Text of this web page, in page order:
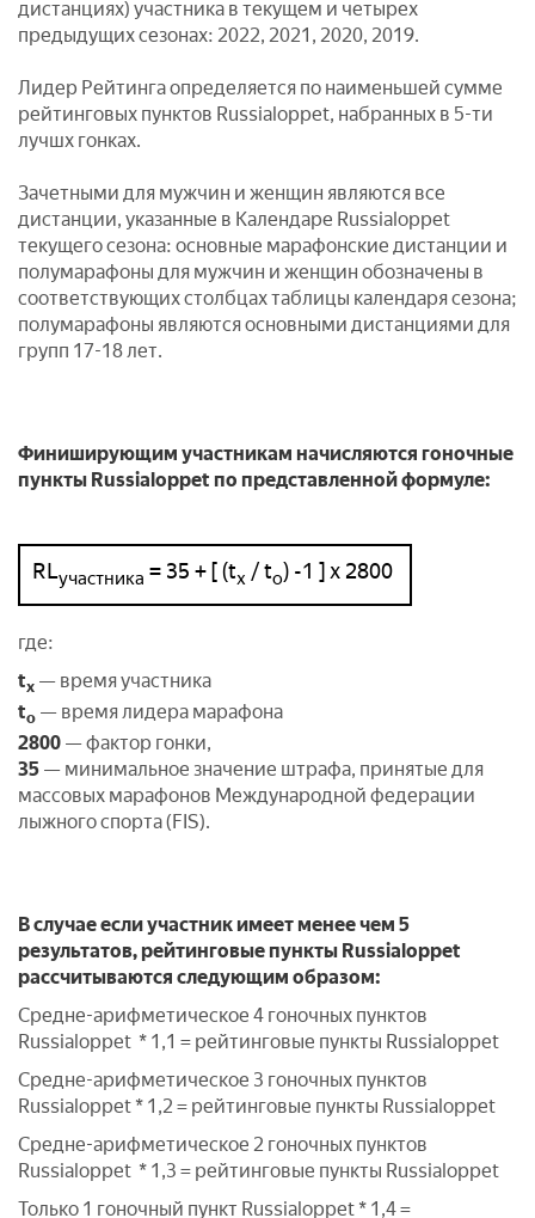
дистанциях) участника в текущем и четырех
предыдущих сезонах: 2022, 2021, 2020, 2019.
Лидер Рейтинга определяется по наименьшей сумме
рейтинговых пунктов Russialoppet, набранных в 5-ти
лучшх гонках.
Зачетными для мужчин и женщин являются все
дистанции, указанные в Календаре Russialoppet
текущего сезона: основные марафонские дистанции и
полумарафоны для мужчин и женщин обозначены в
соответствующих столбцах таблицы календаря сезона;
полумарафоны являются основными дистанциями для
групп 17-18 лет.
Финиширующим участникам начисляются гоночные
пункты Russialoppet по представленной формуле:
RLучастника = 35 + [ (tх / tо) -1 ] x 2800
где:
tх — время участника
tо — время лидера марафона
2800 — фактор гонки,
35 — минимальное значение штрафа, принятые для
массовых марафонов Международной федерации
лыжного спорта (FIS).
В случае если участник имеет менее чем 5
результатов, рейтинговые пункты Russialoppet
рассчитываются следующим образом:
Средне-арифметическое 4 гоночных пунктов
Russialoppet * 1,1 = рейтинговые пункты Russialoppet
Средне-арифметическое 3 гоночных пунктов
Russialoppet * 1,2 = рейтинговые пункты Russialoppet
Средне-арифметическое 2 гоночных пунктов
Russialoppet * 1,3 = рейтинговые пункты Russialoppet
Только 1 гоночный пункт Russialoppet * 1,4 =